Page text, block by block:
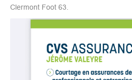
Clermont Foot 63.